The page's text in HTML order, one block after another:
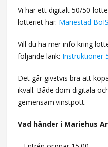
Vi har ett digitalt 50/50-
lotteriet här: Mariestad
Vill du ha mer info kring
följande länk: Instruktioner
Det går givetvis bra att
ikväll. Både dom digitala
gemensam vinstpott.
Vad händer i Mariehus